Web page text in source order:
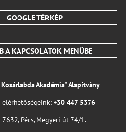
GOOGLE TÉRKÉP
A KAPCSOLATOK MENÜBE
Akadémia" Alapítvány
elérhetőségeink: +30 447 5376
7632, Pécs, Megyeri út 74/1.